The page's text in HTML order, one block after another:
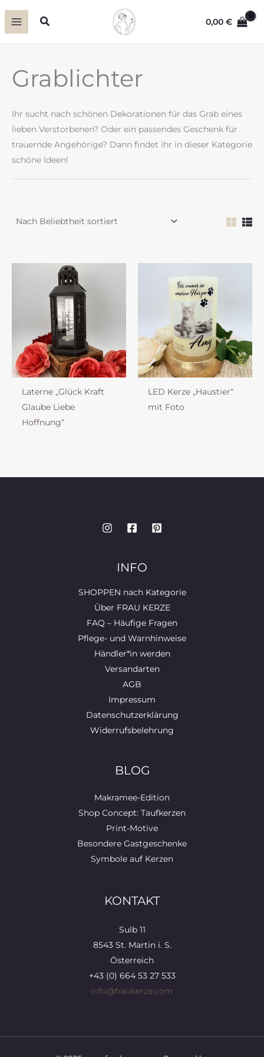
Inhalt
Suchen 0,00€
Grablichter
Ihr sucht nach schönen Dekorationen für das Grab eines
lieben Verstorbenen? Oder ein passendes Geschenk für
trauernde Angehörige? Dann findet ihr in dieser Kategorie
schöne Ideen!
Laterne „Glück Kraft
Glaube Liebe
Hoffnung“
LED Kerze „Haustier“
mit Foto
INFO
SHOPPEN nach Kategorie
Über FRAU KERZE
FAQ – Häufige Fragen
Pflege- und Warnhinweise
Händler*in werden
Versandarten
AGB
Impressum
Datenschutzerklärung
Widerrufsbelehrung
BLOG
Makramee-Edition
Shop Concept: Taufkerzen
Print-Motive
Besondere Gastgeschenke
Symbole auf Kerzen
KONTAKT
Sulb 11
8543 St. Martin i. S.
Österreich
+43 (0) 664 53 27 533
info@fraukerze.com